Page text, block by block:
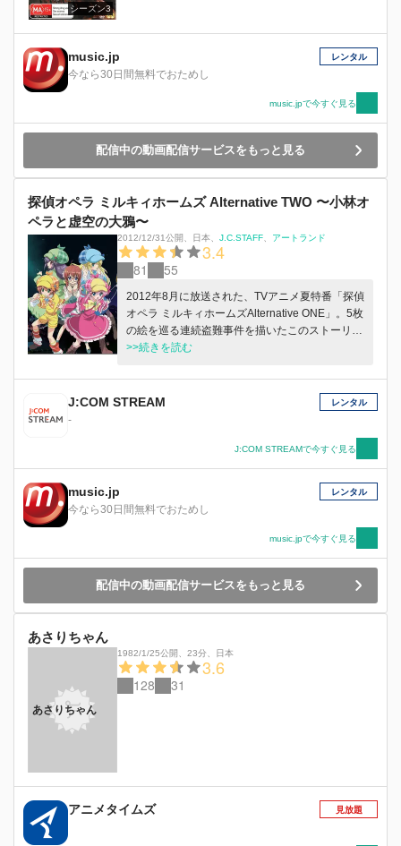
シーズン3
music.jp
今なら30日間無料でおためし
レンタル
music.jpで今すぐ見る
配信中の動画配信サービスをもっと見る
探偵オペラ ミルキィホームズ Alternative TWO 〜小林オ
ペラと虚空の大鴉〜
2012/12/31公開 日本 J.C.STAFF アートランド
3.4
81 55
2012年8月に放送された、TVアニメ夏特番「探偵
オペラ ミルキィホームズAlternative ONE」。5枚
の絵を巡る連続盗難事件を描いたこのストーリー
の終盤に、ひとりだけ正体を明らかにされなかっ
佐。5枚の絵に隠された謎、新たに起こる盗難事
件。そして、エドガー・モランとは何者なのか。
>>続きを読む
J:COM STREAM
-
レンタル
J:COM STREAMで今すぐ見る
music.jp
今なら30日間無料でおためし
レンタル
music.jpで今すぐ見る
配信中の動画配信サービスをもっと見る
あさりちゃん
あさりちゃん
1982/1/25公開 23分 日本
3.6
128 31
アニメタイムズ 見放題